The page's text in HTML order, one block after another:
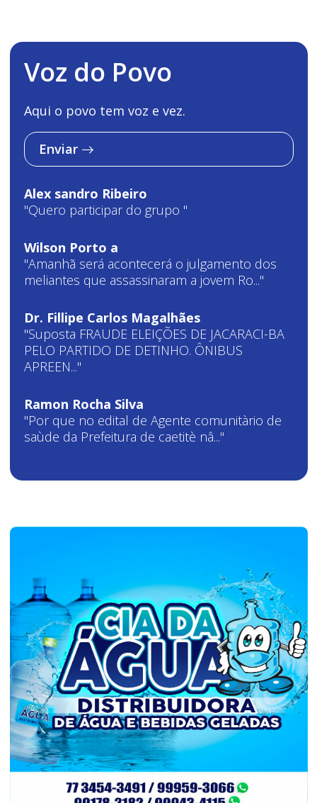
Voz do Povo
Aqui o povo tem voz e vez.
Enviar
Alex sandro Ribeiro
"Quero participar do grupo "
Wilson Porto a
"Amanhã será acontecerá o julgamento dos
meliantes que assassinaram a jovem Ro..."
Dr. Fillipe Carlos Magalhães
"Suposta FRAUDE ELEIÇÕES DE JACARACI-BA
PELO PARTIDO DE DETINHO. ÔNIBUS
APREEN..."
Ramon Rocha Silva
"Por que no edital de Agente comunitàrio de
saùde da Prefeitura de caetitè nâ..."